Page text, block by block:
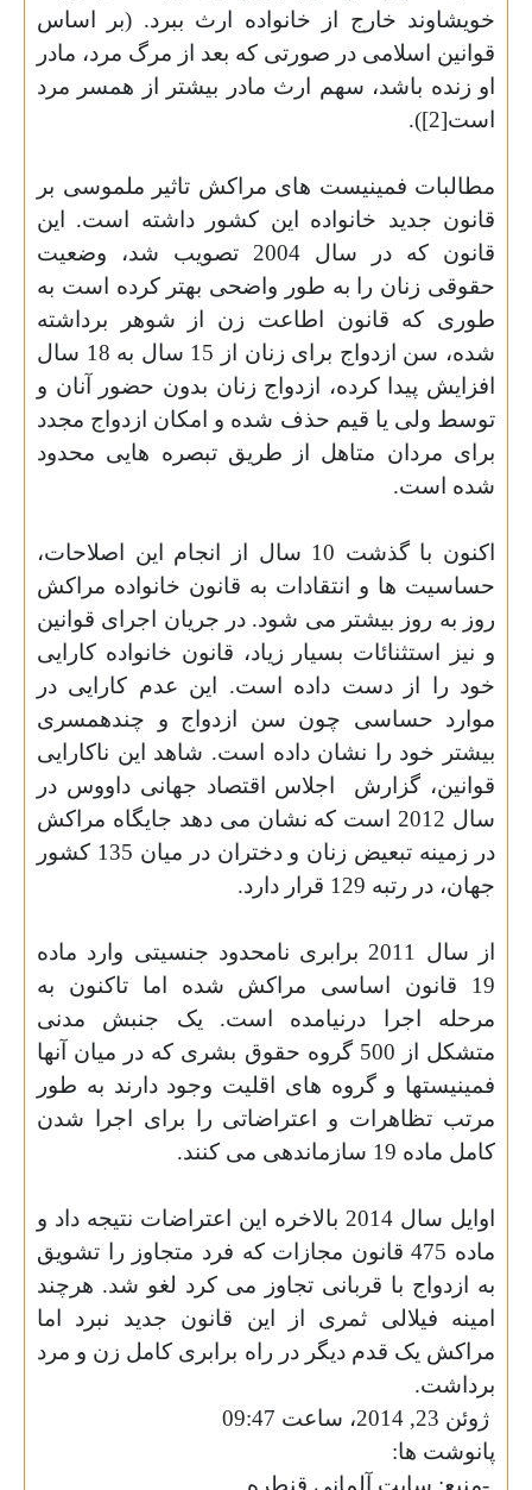
خویشاوند خارج از خانواده ارث ببرد. (بر اساس
قوانین اسلامی در صورتی که بعد از مرگ مرد، مادر
او زنده باشد، سهم ارث مادر بیشتر از همسر مرد
است[2 ])
.
مطالبات فمینیست های مراکش تاثیر ملموسی بر
قانون جدید خانواده این کشور داشته است. این
قانون که در سال 2004 تصویب شد، وضعیت
حقوقی زنان را به طور واضحی بهتر کرده است به
طوری که قانون اطاعت زن از شوهر برداشته
شده، سن ازدواج برای زنان از 15 سال به 18 سال
افزایش پیدا کرده، ازدواج زنان بدون حضور آنان و
توسط ولی یا قیم حذف شده و امکان ازدواج مجدد
برای مردان متاهل از طریق تبصره هایی محدود
شده است.
اکنون با گذشت 10 سال از انجام این اصلاحات،
حساسیت ها و انتقادات به قانون خانواده مراکش
روز به روز بیشتر می شود. در جریان اجرای قوانین
و نیز استثنائات بسیار زیاد، قانون خانواده کارایی
خود را از دست داده است. این عدم کارایی در
موارد حساسی چون سن ازدواج و چندهمسری
بیشتر خود را نشان داده است. شاهد این ناکارایی
قوانین، گزارش
اجلاس اقتصاد جهانی داووس در
سال 2012 است که نشان می دهد جایگاه مراکش
در زمینه تبعیض زنان و دختران در میان 135 کشور
جهان، در رتبه 129 قرار دارد
.
از سال 2011 برابری نامحدود جنسیتی وارد ماده
19 قانون اساسی مراکش شده اما تاکنون به
مرحله اجرا درنیامده است. یک جنبش مدنی
متشکل از 500 گروه حقوق بشری که در میان آنها
فمینیستها و گروه های اقلیت وجود دارند به طور
مرتب تظاهرات و اعتراضاتی را برای اجرا شدن
کامل ماده 19 سازماندهی می کنند
.
اوایل سال 2014 بالاخره این اعتراضات نتیجه داد و
ماده 475 قانون مجازات که فرد متجاوز را تشویق
به ازدواج با قربانی تجاوز می کرد لغو شد. هرچند
امینه فیلالی ثمری از این قانون جدید نبرد اما
مراکش یک قدم دیگر در راه برابری کامل زن و مرد
برداشت.
ژوئن 23, 2014‏، ساعت ‏09:47‏
پانوشت ها:
-منبع: سایت آلمانی قنطره